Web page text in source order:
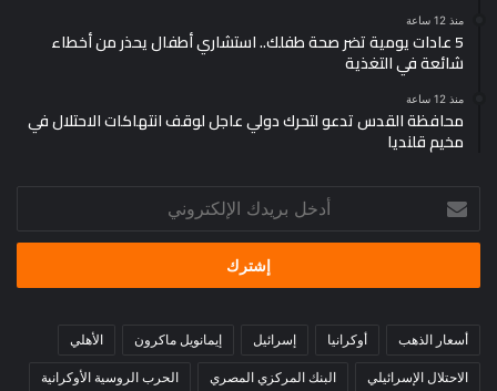
منذ 12 ساعة
5 عادات يومية تضر صحة طفلك.. استشاري أطفال يحذر من أخطاء
شائعة في التغذية
منذ 12 ساعة
محافظة القدس تدعو لتحرك دولي عاجل لوقف انتهاكات الاحتلال في
مخيم قلنديا
بريدك
الإلكتروني
أسعار الذهب أوكرانيا إسرائيل إيمانويل ماكرون الأهلي
الاحتلال الإسرائيلي البنك المركزي المصري الحرب الروسية الأوكرانية